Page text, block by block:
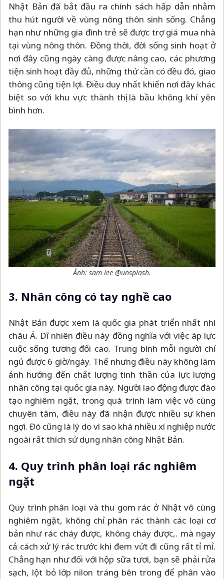
Nhật Bản đã bắt đầu ra chính sách hấp dẫn nhằm
thu hút người về vùng nông thôn sinh sống. Chẳng
hạn như những gia đình trẻ sẽ được trợ giá mua nhà
tại vùng nông thôn. Đồng thời, đời sống sinh hoạt ở
nơi đây cũng ngày càng được nâng cao, các phương
tiện sinh hoạt đầy đủ, những thứ cần có đều đó, giao
thông cũng tiện lợi. Điều duy nhất khiến nơi đây khác
biệt so với khu vực thành thị là bầu không khí yên
bình hơn.
Ảnh: sam lee @unsplash.
3. Nhân công có tay nghề cao
Nhật Bản được xem là quốc gia phát triển nhất nhì
châu Á. Dĩ nhiên điều này đồng nghĩa với việc áp lực
cuộc sống tương đối cao. Trung bình mỗi người chỉ
ngủ được 6 giờ/ngày. Thế nhưng điều này không làm
ảnh hưởng đến chất lượng tinh thần của lực lượng
nhân công tại quốc gia này. Người lao động được đào
tạo nghiêm ngặt, trong quá trình làm việc vô cùng
chuyên tâm, điều này đã nhận được nhiều sự khen
ngợi. Đó cũng là lý do vì sao khá nhiều xí nghiệp nước
ngoài rất thích sử dụng nhân công Nhật Bản.
4. Quy trình phân loại rác nghiêm
ngặt
Quy trình phân loại và thu gom rác ở Nhật vô cùng
nghiêm ngặt, không chỉ phân rác thành các loại cơ
bản như rác cháy được, không cháy được,. mà ngay
cả cách xử lý rác trước khi đem vứt đi cũng rất tỉ mỉ.
Chẳng hạn như đối với hộp sữa tươi, bạn sẽ phải rửa
sạch, lột bỏ lớp nilon tráng bên trong để phân vào